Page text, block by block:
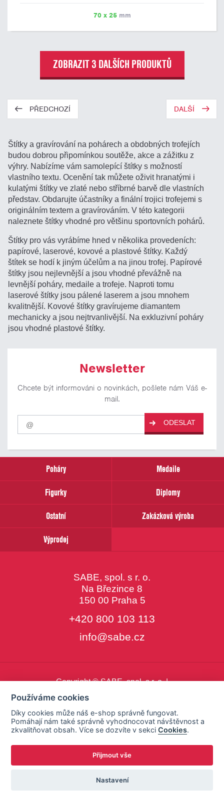
prvním kroku objednávky.70 x 25mm
ZOBRAZIT 3 DALŠÍCH PRODUKTŮ
PŘEDCHOZÍ DALŠÍ
Štítky a gravírování na pohárech a obdobných trofejích
budou dobrou připomínkou soutěže, akce a zážitku z
výhry. Nabízíme vám samolepící štítky s možností
vlastního textu. Ocenění tak můžete oživit hranatými i
kulatými štítky ve zlaté nebo stříbrné barvě dle vlastních
představ. Obdarujte účastníky a finální trojici trofejemi s
originálním textem a gravírováním. V této kategorii
naleznete štítky vhodné pro většinu sportovních pohárů.
Štítky pro vás vyrábíme hned v několika provedeních:
papírové, laserové, kovové a plastové štítky. Každý
štítek se hodí k jiným účelům a na jinou trofej. Papírové
štítky jsou nejlevnější a jsou vhodné převážně na
levnější poháry, medaile a trofeje. Naproti tomu
laserové štítky jsou pálené laserem a jsou mnohem
kvalitnější. Kovové štítky gravírujeme diamantem
mechanicky a jsou nejtrvanlivější. Na exkluzivní poháry
jsou vhodné plastové štítky.
Newsletter
Chcete být informováni o novinkách, pošlete nám Váš e-
mail.
Pro
odběr
našich
email
ODESLAT
Poháry
Medaile
Figurky
Diplomy
Ostatní
Zakázková výroba
Výprodej
SABE, spol. s r. o.
Na Březince 8
150 00 Praha 5
+420 800 103 113
info@sabe.cz
Copyright © SABE, spol. s r. o. |
Používáme cookies
Díky cookies může náš e-shop správně fungovat.
Pomáhají nám také správně vyhodnocovat návštěvnost a
zkvalitňovat obsah. Více se dozvíte v sekciCookies.
Přijmout vše
Nastavení